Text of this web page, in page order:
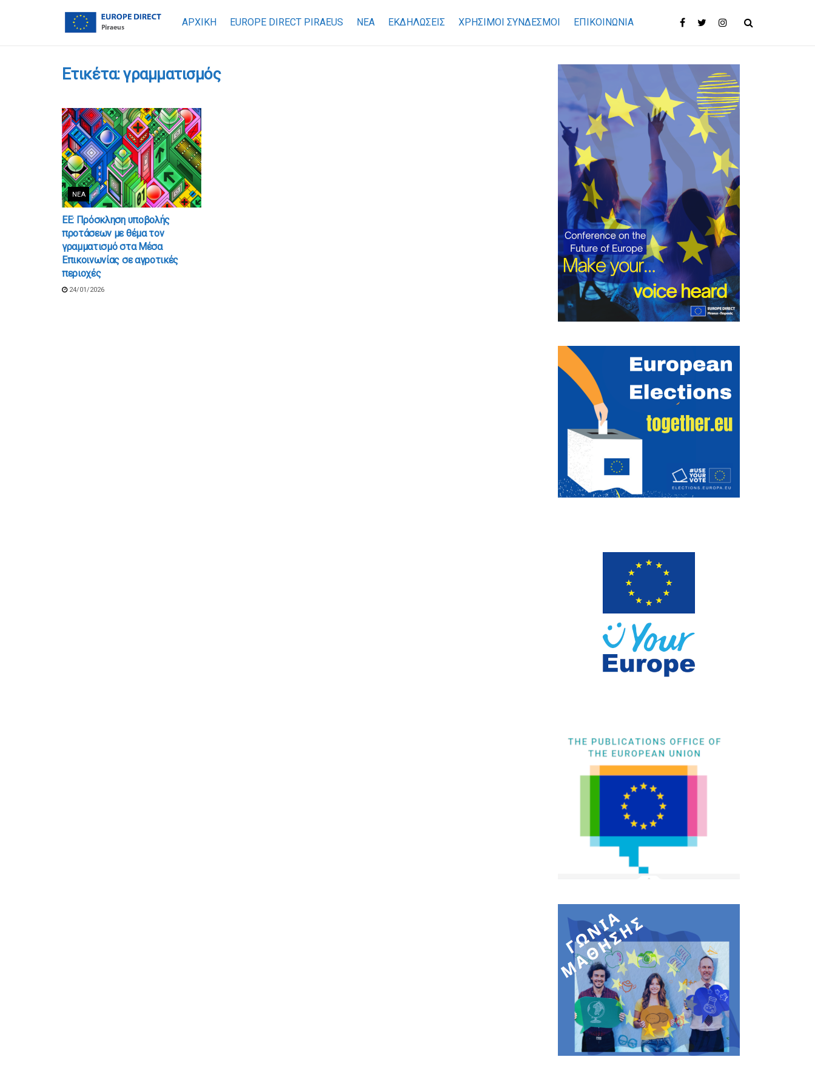
ΑΡΧΙΚΗ EUROPE DIRECT PIRAEUS ΝΕΑ ΕΚΔΗΛΩΣΕΙΣ ΧΡΉΣΙΜΟΙ ΣΎΝΔΕΣΜΟΙ ΕΠΙΚΟΙΝΩΝΊΑ
Ετικέτα:γραμματισμός
ΝΈΑ
ΕΕ: Πρόσκληση υποβολής
προτάσεων με θέμα τον
γραμματισμό στα Μέσα
Επικοινωνίας σε αγροτικές
περιοχές
24/01/2026